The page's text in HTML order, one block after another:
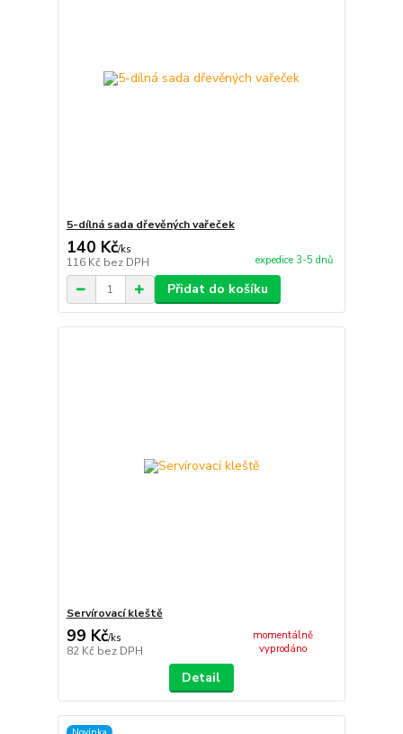
5-dílná sada dřevěných vařeček
140 Kč/ks
116 Kč bez DPH expedice 3-5 dnů
Přidat do košíku
Servírovací kleště
99 Kč/ks
82 Kč bez DPH
momentálně
vyprodáno
Detail
Novinka